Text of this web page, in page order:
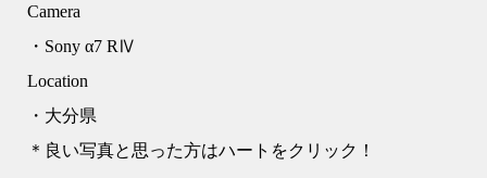
Camera
・Sony α7 RⅣ
Location
・大分県
＊良い写真と思った方はハートをクリック！